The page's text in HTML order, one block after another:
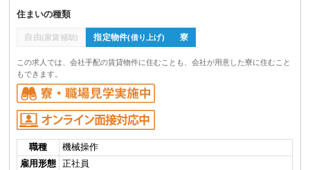
住まいの種類
自由(家賃補助) 指定物件(借り上げ) 寮
この求人では、会社手配の賃貸物件に住むことも、会社が用意した寮に住むこと
もできます。
職種
機械操作
雇用形態
正社員